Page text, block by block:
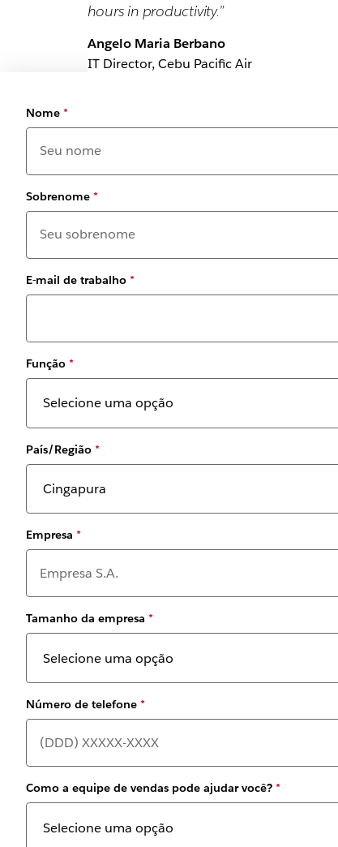
hours in productivity.”
Angelo Maria Berbano
IT Director, Cebu Pacific Air
Nome *
Sobrenome *
E-mail de trabalho *
Função *
País/Região *
Empresa *
Tamanho da empresa *
Número de telefone *
Como a equipe de vendas pode ajudar você? *